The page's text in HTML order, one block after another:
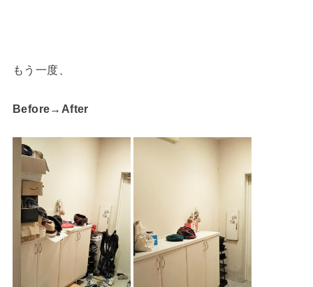
もう一度、
Before→After